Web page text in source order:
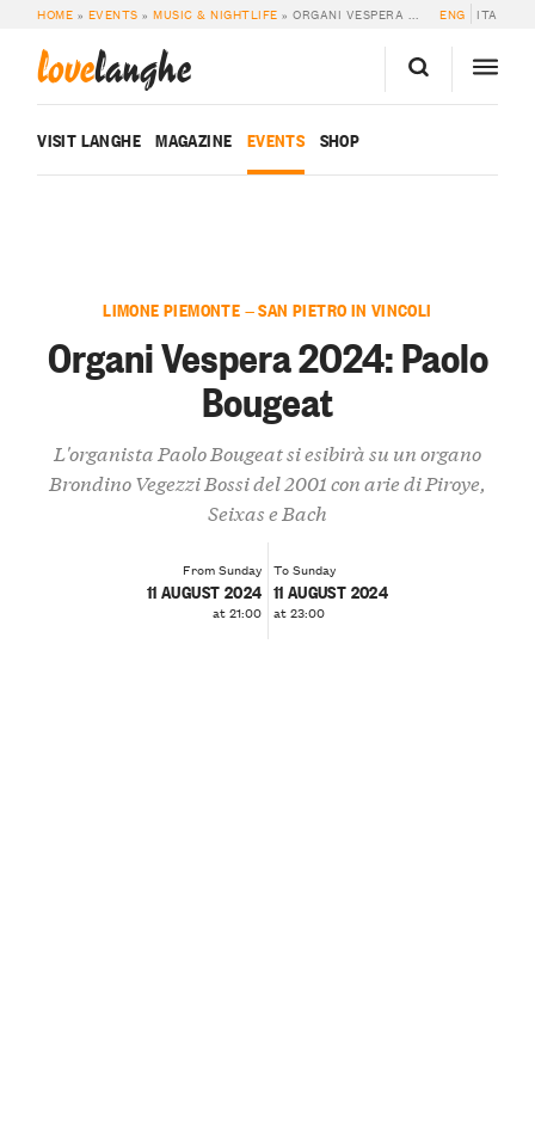
HOME » EVENTS »MUSIC & NIGHTLIFE »ORGANI VESPERA 2024: PAOLO BOUGEAT ENG ITA
lovelanghe
VISIT LANGHE MAGAZINE EVENTS SHOP
LIMONE PIEMONTE — SAN PIETRO IN VINCOLI
Organi Vespera 2024: Paolo
Bougeat
L'organista Paolo Bougeat si esibirà su un organo
Brondino Vegezzi Bossi del 2001 con arie di Piroye,
Seixas e Bach
From Sunday
11 AUGUST 2024
at 21:00
To Sunday
11 AUGUST 2024
at 23:00